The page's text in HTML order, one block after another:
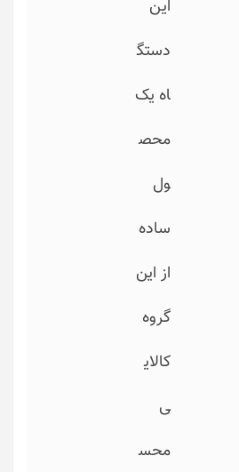
این
دستگ
اه یک
محص
ول
ساده
از این
گروه
کالای
ی
محس